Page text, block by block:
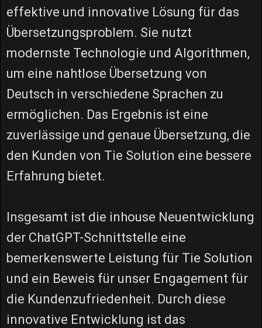
effektive und innovative Lösung für das
Übersetzungsproblem. Sie nutzt
modernste Technologie und Algorithmen,
um eine nahtlose Übersetzung von
Deutsch in verschiedene Sprachen zu
ermöglichen. Das Ergebnis ist eine
zuverlässige und genaue Übersetzung, die
den Kunden von Tie Solution eine bessere
Erfahrung bietet.
Insgesamt ist die inhouse Neuentwicklung
der ChatGPT-Schnittstelle eine
bemerkenswerte Leistung für Tie Solution
und ein Beweis für unser Engagement für
die Kundenzufriedenheit. Durch diese
innovative Entwicklung ist das